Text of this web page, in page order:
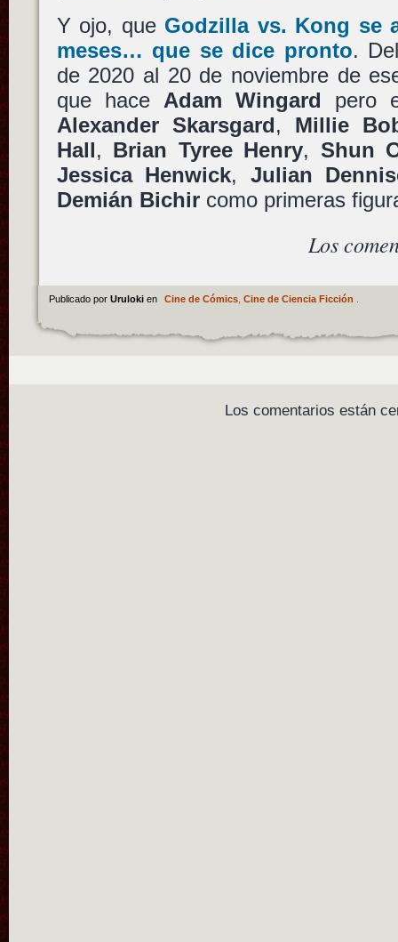
Y ojo, que Godzilla vs. Kong se
meses… que se dice pronto.
de 2020 al 20 de noviembre de
que hace Adam Wingard pero
Alexander Skarsgard, Millie
Hall, Brian Tyree Henry, Shun
Jessica Henwick, Julian
Demián Bichircomo primeras
Los
Publicado por Uruloki en Cine de Cómics, Cine de Ciencia Ficción
Los comentarios están